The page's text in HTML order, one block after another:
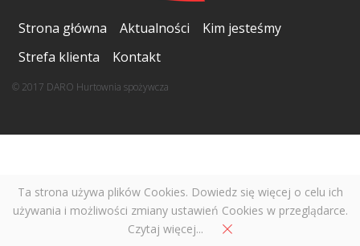
Strona główna Aktualności
Kim jesteśmy
Strefa klienta
Kontakt
© 2017 DARO Hurtownia spożywcza
Ta strona używa plików Cookies. Dowiedz się więcej o celu ich
używania i możliwości zmiany ustawień Cookies w przeglądarce.
Czytaj więcej...